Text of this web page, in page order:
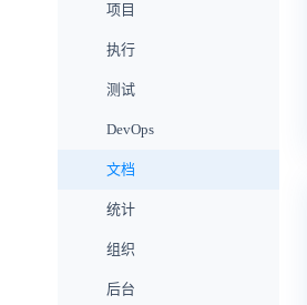
项目
执行
测试
DevOps
文档
统计
组织
后台